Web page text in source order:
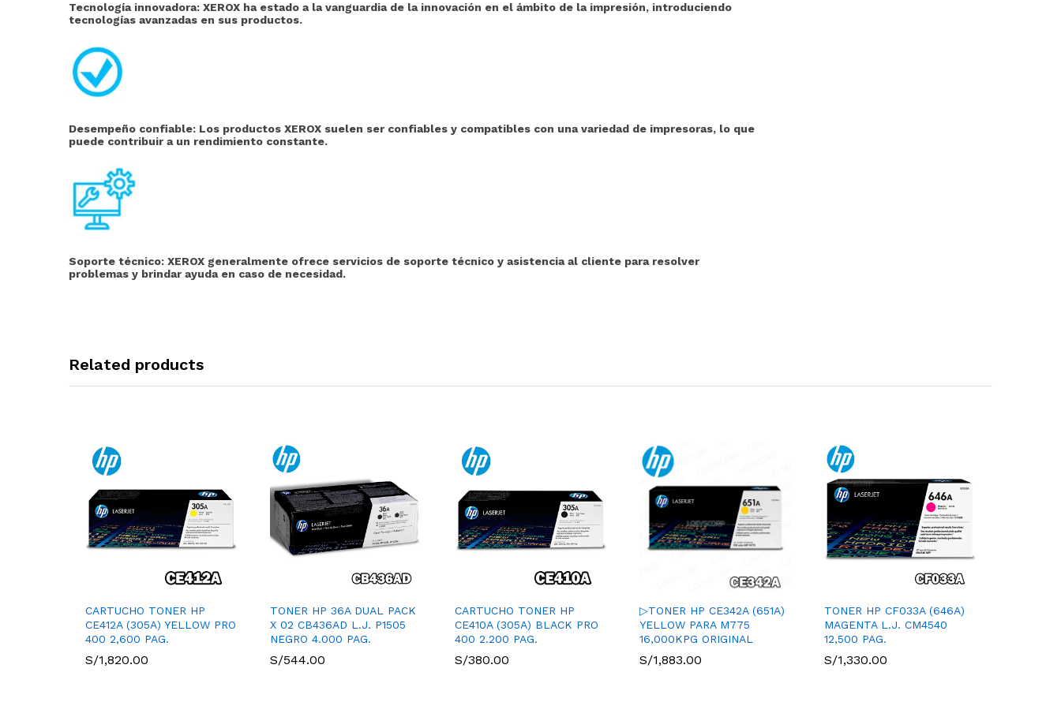
Tecnología innovadora: XEROX ha estado a la vanguardia de la innovación en el ámbito de la impresión, introduciendo
tecnologías avanzadas en sus productos.
Desempeño confiable: Los productos XEROX suelen ser confiables y compatibles con una variedad de impresoras, lo que
puede contribuir a un rendimiento constante.
Soporte técnico: XEROX generalmente ofrece servicios de soporte técnico y asistencia al cliente para resolver
problemas y brindar ayuda en caso de necesidad.
Related products
CARTUCHO TONER HP
CE412A (305A) YELLOW PRO
400 2,600 PAG.
S/1,820.00
TONER HP 36A DUAL PACK
X 02 CB436AD L.J. P1505
NEGRO 4.000 PAG.
S/544.00
CARTUCHO TONER HP
CE410A (305A) BLACK PRO
400 2.200 PAG.
S/380.00
▷TONER HP CE342A (651A)
YELLOW PARA M775
16,000KPG ORIGINAL
S/1,883.00
TONER HP CF033A (646A)
MAGENTA L.J. CM4540
12,500 PAG.
S/1,330.00